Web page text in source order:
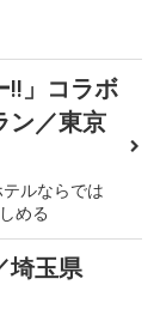
!!」コラボ
ン／東京
テルならでは
める
埼玉県